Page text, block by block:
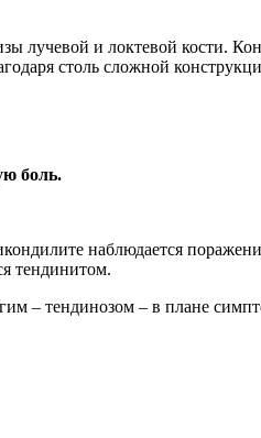
лучевой и локтевой кости.
столь сложной
боль.
наблюдается
тендинитом.
– тендинозом – в плане